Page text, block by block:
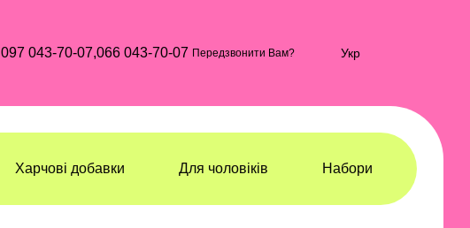
097 043-70-07,066 043-70-07 Передзвонити Вам? Укр
Харчові добавки Для чоловіків Набори